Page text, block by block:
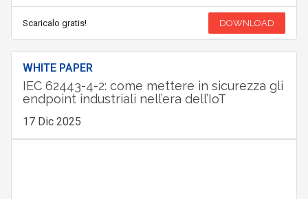
Scaricalo gratis! DOWNLOAD
WHITE PAPER
IEC 62443-4-2: come mettere in sicurezza gli
endpoint industriali nell’era dell’IoT
17 Dic 2025